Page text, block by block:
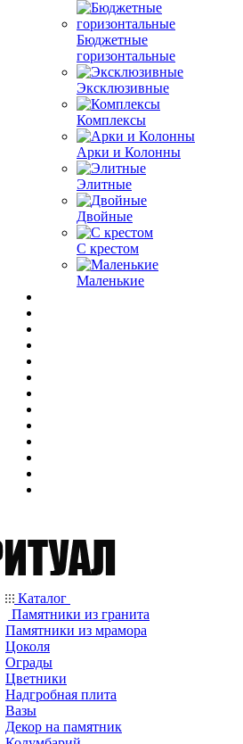
Бюджетные
горизонтальные
Эксклюзивные
Комплексы
Арки и Колонны
Элитные
Двойные
С крестом
Маленькие
Каталог
Памятники из гранита
Памятники из мрамора
Цоколя
Ограды
Цветники
Надгробная плита
Вазы
Декор на памятник